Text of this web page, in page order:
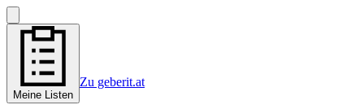
Meine Listen
Zu geberit.at